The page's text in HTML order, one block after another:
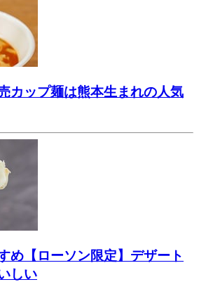
カップ麺は熊本生まれの人気
め【ローソン限定】デザート
しい